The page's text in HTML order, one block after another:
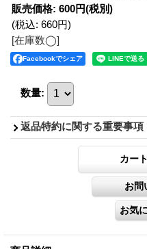
販売価格: 600円(税別)
(税込: 660円)
[在庫数◯]
Facebookでシェア
数量:
返品特約に関する重要事項